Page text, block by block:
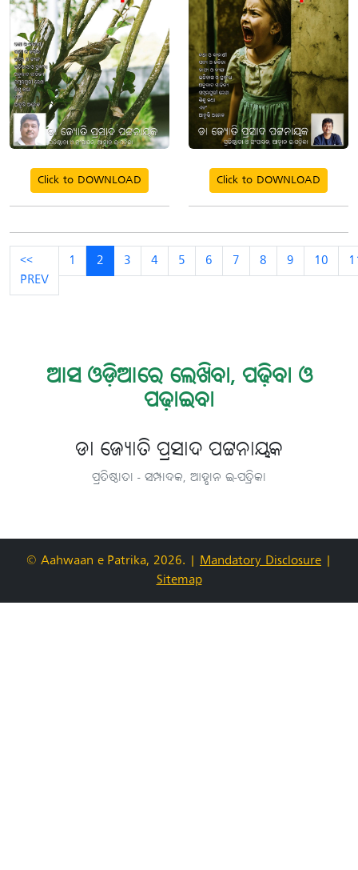
Click to DOWNLOAD Click to DOWNLOAD
<<
PREV
1 2 3 4 5 6 7 8 9 10
ଆସ ଓଡ଼ିଆରେ ଲେଖିବା, ପଢ଼ିବା ଓ
ପଢ଼ାଇବା
ଡା ଜ୍ୟୋତି ପ୍ରସାଦ ପଟ୍ଟନାୟକ
ପ୍ରତିଷ୍ଠାତା - ସମ୍ପାଦକ, ଆହ୍ବାନ ଇ-ପତ୍ରିକା
© Aahwaan e-Patrika, 2026. | Mandatory Disclosure |
Sitemap